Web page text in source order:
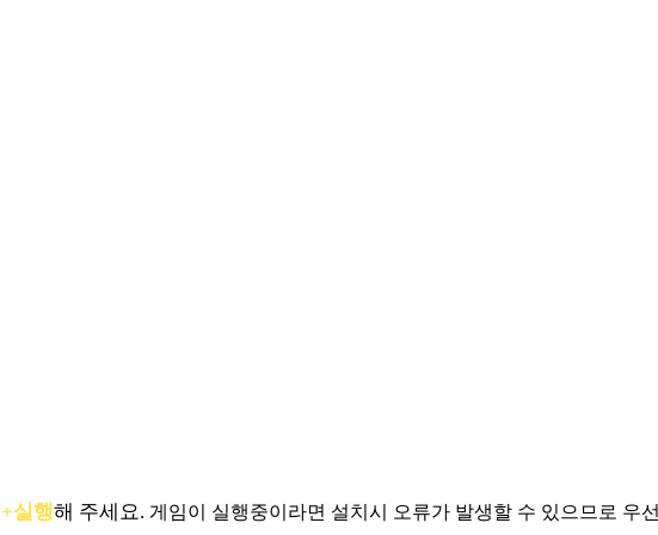
실행해 주세요. 게임이 실행중이라면 설치시 오류가 발생할 수 있으므로 우선